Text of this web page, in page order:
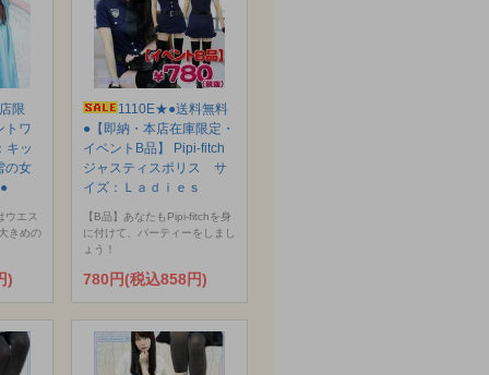
限
トワ
キッ
の女
ウエス
きめの
)
1110E★●送料無料
●【即納・本店在庫限定・
イベントB品】 Pipi-fitch
ジャスティスポリス サ
イズ：Ｌａｄｉｅｓ
【B品】あなたもPipi-fitchを身
に付けて、パーティーをしまし
ょう！
780円(税込858円)